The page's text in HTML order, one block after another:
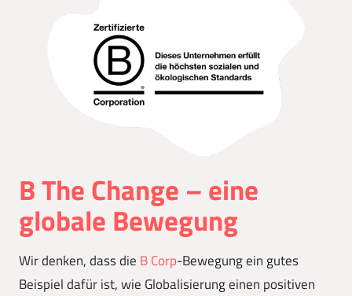
B The Change – eine
globale Bewegung
Wir denken, dass die B Corp-Bewegung ein gutes
Beispiel dafür ist, wie Globalisierung einen positiven